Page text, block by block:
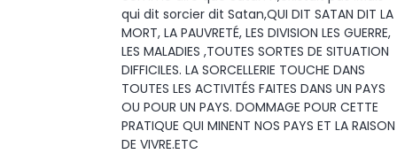
qui dit sorcier dit Satan,QUI DIT SATAN DIT LA
MORT, LA PAUVRETÉ, LES DIVISION LES GUERRE,
LES MALADIES ,TOUTES SORTES DE SITUATION
DIFFICILES. LA SORCELLERIE TOUCHE DANS
TOUTES LES ACTIVITÉS FAITES DANS UN PAYS
OU POUR UN PAYS. DOMMAGE POUR CETTE
PRATIQUE QUI MINENT NOS PAYS ET LA RAISON
DE VIVRE.ETC